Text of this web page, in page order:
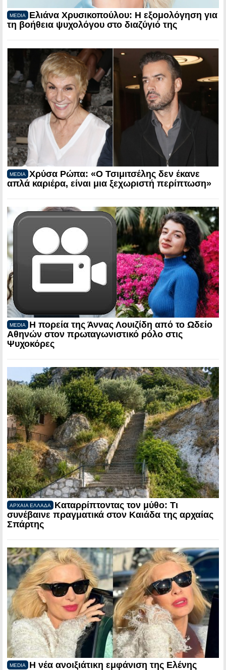
MEDIA
Ελιάνα Χρυσικοπούλου: Η εξομολόγηση για
τη βοήθεια ψυχολόγου στο διαζύγιό της
MEDIA
Χρύσα Ρώπα: «Ο Τσιμιτσέλης δεν έκανε
απλά καριέρα, είναι μια ξεχωριστή περίπτωση»
MEDIA
Η πορεία της Άννας Λουιζίδη από το Ωδείο
Αθηνών στον πρωταγωνιστικό ρόλο στις
Ψυχοκόρες
ΑΡΧΑΙΑ ΕΛΛΑΔΑ
Καταρρίπτοντας τον μύθο: Τι
συνέβαινε πραγματικά στον Καιάδα της αρχαίας
Σπάρτης
MEDIA
Η νέα ανοιξιάτικη εμφάνιση της Ελένης